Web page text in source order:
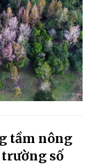
tầm nông
trường số